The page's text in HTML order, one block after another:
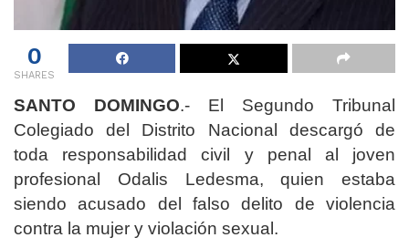
0
SHARES
SANTO DOMINGO.- El Segundo Tribunal
Colegiado del Distrito Nacional descargó de
toda responsabilidad civil y penal al joven
profesional Odalis Ledesma, quien estaba
siendo acusado del falso delito de violencia
contra la mujer y violación sexual.